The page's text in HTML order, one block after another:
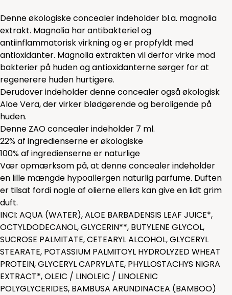
Denne økologiske concealer indeholder bl.a. magnolia
extrakt. Magnolia har antibakteriel og
antiinflammatorisk virkning og er propfyldt med
antioxidanter. Magnolia extrakten vil derfor virke mod
bakterier på huden og antioxidanterne sørger for at
regenerere huden hurtigere.
Derudover indeholder denne concealer også økologisk
Aloe Vera, der virker blødgørende og beroligende på
huden.
Denne ZAO concealer indeholder 7 ml.
22% af ingredienserne er økologiske
100% af ingredienserne er naturlige
Vær opmærksom på, at denne concealer indeholder
en lille mængde hypoallergen naturlig parfume. Duften
er tilsat fordi nogle af olierne ellers kan give en lidt grim
duft.
INCI: AQUA (WATER), ALOE BARBADENSIS LEAF JUICE*,
OCTYLDODECANOL, GLYCERIN**, BUTYLENE GLYCOL,
SUCROSE PALMITATE, CETEARYL ALCOHOL, GLYCERYL
STEARATE, POTASSIUM PALMITOYL HYDROLYZED WHEAT
PROTEIN, GLYCERYL CAPRYLATE, PHYLLOSTACHYS NIGRA
EXTRACT*, OLEIC / LINOLEIC / LINOLENIC
POLYGLYCERIDES, BAMBUSA ARUNDINACEA (BAMBOO)